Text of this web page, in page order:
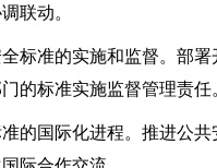
联动。
标准的实施和监督。部
的标准实施监督管理责任
的国际化进程。推进公